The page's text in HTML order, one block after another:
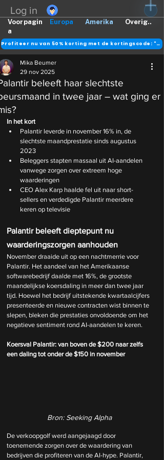
Log in
Europa Amerika Overig..
Voorpagin
a
Profiteer nu van 50% korting met de kortingscode: "DANK"
beleeft haar slechtste
in twee jaar – wat ging er
Mika Beumer
29 nov 2025
In het kort
Palantir leverde in november 16% in, de
slechtste maandprestatie sinds augustus
2023
Beleggers stapten massaal uit AI-aandelen
vanwege zorgen over extreem hoge
waarderingen
CEO Alex Karp haalde fel uit naar short-
sellers en verdedigde Palantir meerdere
keren op televisie
Palantir beleeft dieptepunt nu
waarderingszorgen aanhouden
November draaide uit op een nachtmerrie voor
Palantir. Het aandeel van het Amerikaanse
softwarebedrijf daalde met 16%, de grootste
maandelijkse koersdaling in meer dan twee jaar
tijd. Hoewel het bedrijf uitstekende kwartaalcijfers
presenteerde en nieuwe contracten wist binnen te
slepen, bleken die prestaties onvoldoende om het
negatieve sentiment rond AI-aandelen te keren.
Koersval Palantir: van boven de $200 naar zelfs
een daling tot onder de $150 in november
Bron: Seeking Alpha
De verkoopgolf werd aangejaagd door
toenemende zorgen over de waardering van
bedrijven die profiteren van de AI-hype. Palantir,